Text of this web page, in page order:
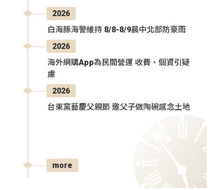
2026
白海豚海警維持 8/8-8/9晨中北部防豪雨
2026
海外網購App為民間營運 收費、個資引疑
慮
2026
台東窯藝慶父親節 邀父子做陶碗感念土地
more